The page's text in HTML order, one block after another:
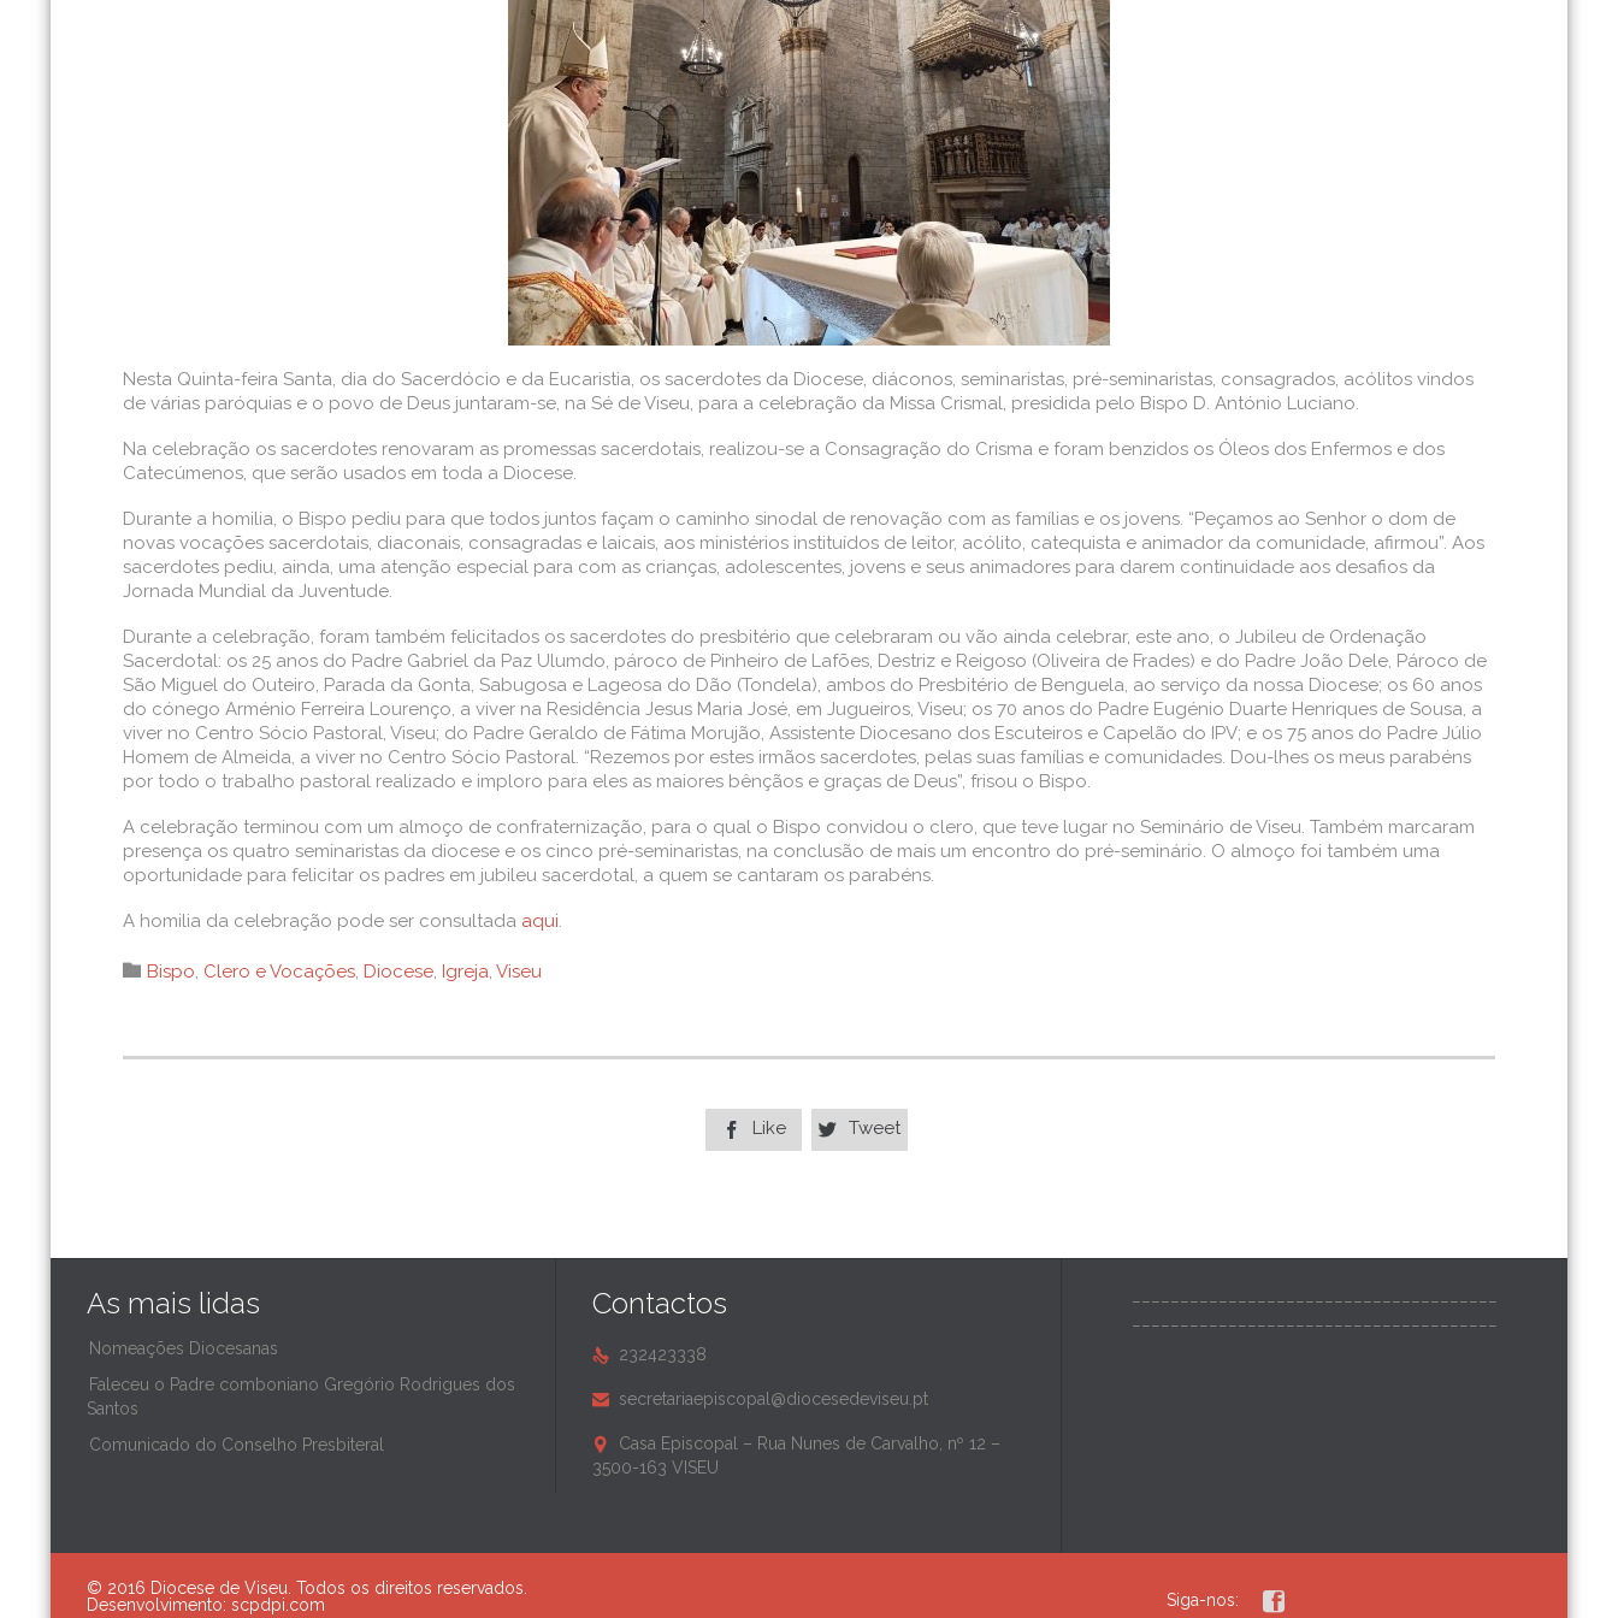
Nesta Quinta-feira Santa, dia do Sacerdócio e da Eucaristia, os sacerdotes da Diocese, diáconos, seminaristas, pré-seminaristas, consagrados, acólitos vindos
de várias paróquias e o povo de Deus juntaram-se, na Sé de Viseu, para a celebração da Missa Crismal, presidida pelo Bispo D. António Luciano.
Na celebração os sacerdotes renovaram as promessas sacerdotais, realizou-se a Consagração do Crisma e foram benzidos os Óleos dos Enfermos e dos
Catecúmenos, que serão usados em toda a Diocese.
Durante a homilia, o Bispo pediu para que todos juntos façam o caminho sinodal de renovação com as famílias e os jovens. “Peçamos ao Senhor o dom de
novas vocações sacerdotais, diaconais, consagradas e laicais, aos ministérios instituídos de leitor, acólito, catequista e animador da comunidade, afirmou”. Aos
sacerdotes pediu, ainda, uma atenção especial para com as crianças, adolescentes, jovens e seus animadores para darem continuidade aos desafios da
Jornada Mundial da Juventude.
Durante a celebração, foram também felicitados os sacerdotes do presbitério que celebraram ou vão ainda celebrar, este ano, o Jubileu de Ordenação
Sacerdotal: os 25 anos do Padre Gabriel da Paz Ulumdo, pároco de Pinheiro de Lafões, Destriz e Reigoso (Oliveira de Frades) e do Padre João Dele, Pároco de
São Miguel do Outeiro, Parada da Gonta, Sabugosa e Lageosa do Dão (Tondela), ambos do Presbitério de Benguela, ao serviço da nossa Diocese; os 60 anos
do cónego Arménio Ferreira Lourenço, a viver na Residência Jesus Maria José, em Jugueiros, Viseu; os 70 anos do Padre Eugénio Duarte Henriques de Sousa, a
viver no Centro Sócio Pastoral, Viseu; do Padre Geraldo de Fátima Morujão, Assistente Diocesano dos Escuteiros e Capelão do IPV; e os 75 anos do Padre Júlio
Homem de Almeida, a viver no Centro Sócio Pastoral. “Rezemos por estes irmãos sacerdotes, pelas suas famílias e comunidades. Dou-lhes os meus parabéns
por todo o trabalho pastoral realizado e imploro para eles as maiores bênçãos e graças de Deus”, frisou o Bispo.
A celebração terminou com um almoço de confraternização, para o qual o Bispo convidou o clero, que teve lugar no Seminário de Viseu. Também marcaram
presença os quatro seminaristas da diocese e os cinco pré-seminaristas, na conclusão de mais um encontro do pré-seminário. O almoço foi também uma
oportunidade para felicitar os padres em jubileu sacerdotal, a quem se cantaram os parabéns.
A homilia da celebração pode ser consultada aqui.
 Category
Bispo, Clero e Vocações, Diocese, Igreja, Viseu
 Like  Tweet
As mais lidas
Nomeações Diocesanas
Faleceu o Padre comboniano Gregório Rodrigues dos
Santos
Comunicado do Conselho Presbiteral
Contactos
 232423338
 secretariaepiscopal@diocesedeviseu.pt

Casa Episcopal – Rua Nunes de Carvalho, nº 12 –
3500-163 VISEU
© 2016 Diocese de Viseu. Todos os direitos reservados.
Desenvolvimento: scpdpi.com Siga-nos: 